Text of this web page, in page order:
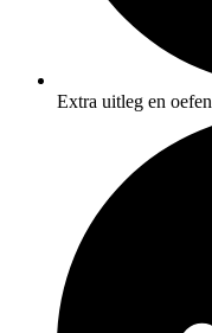
Extra uitleg en